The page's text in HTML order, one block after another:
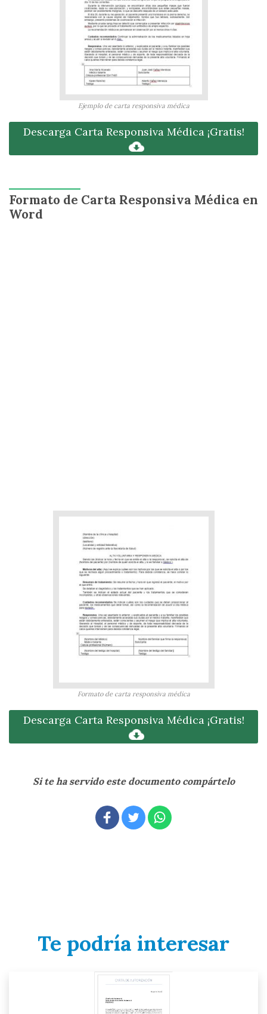
Ejemplo de carta responsiva médica
Descarga Carta Responsiva Médica ¡Gratis!
Formato de Carta Responsiva Médica en
Word
Formato de carta responsiva médica
Descarga Carta Responsiva Médica ¡Gratis!
Si te ha servido este documento compártelo
Te podría interesar